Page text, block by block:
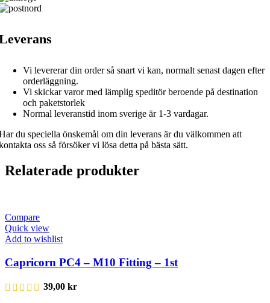
Vi levererar din order så snart vi kan, normalt senast dagen efter
orderläggning.
Vi skickar varor med lämplig speditör beroende på destination
och paketstorlek
Normal leveranstid inom sverige är 1-3 vardagar.
du speciella önskemål om din leverans är du välkommen att
oss så försöker vi lösa detta på bästa sätt.
Relaterade produkter
Compare
Quick view
Add to wishlist
Capricorn PC4 – M10 Fitting – 1st
39,00 kr